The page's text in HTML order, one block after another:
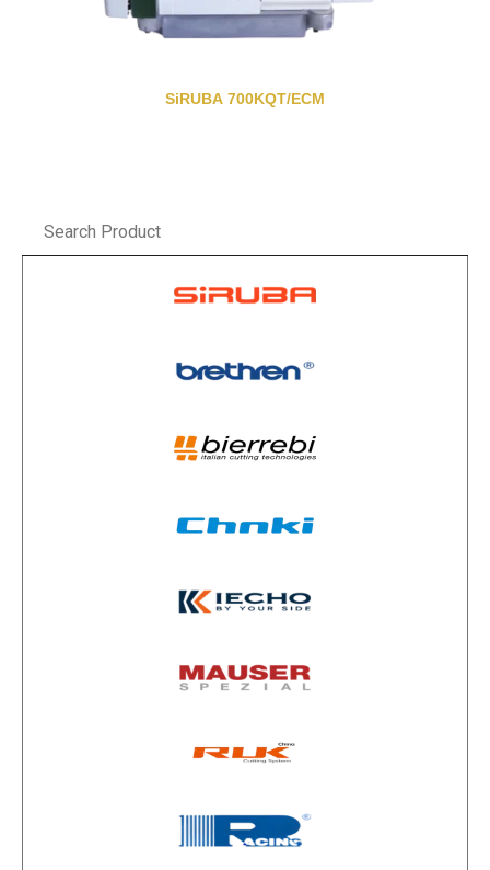
SiRUBA 700KQT/ECM